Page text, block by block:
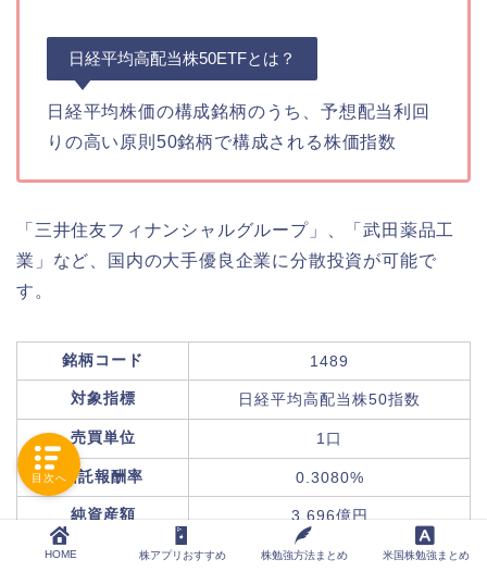
日経平均高配当株50ETFとは？
日経平均株価の構成銘柄のうち、予想配当利回
りの高い原則50銘柄で構成される株価指数
「三井住友フィナンシャルグループ」、「武田薬品工
業」など、国内の大手優良企業に分散投資が可能で
す。
銘柄コード 1489
対象指標 日経平均高配当株50指数
売買単位 1口
信託報酬率 0.3080%
純資産額 3,696億円
分配金支払い基準日 毎年1月、4月、7月、10月(年4回)
HOME 株アプリおすすめ 株勉強方法まとめ 米国株勉強まとめ
目次へ